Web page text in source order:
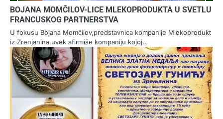
BOJANA MOMČILOV-LICE MLEKOPRODUKTA U SVETLU
FRANCUSKOG PARTNERSTVA
U fokusu Bojana Momčilov,predstavnica kompanije Mlekoprodukt
iz Zrenjanina,uvek afirmiše kompaniju kojoj…